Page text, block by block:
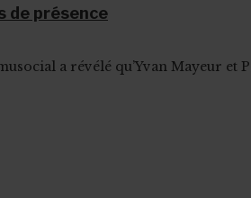
de présence
a révélé qu’Yvan Mayeur et